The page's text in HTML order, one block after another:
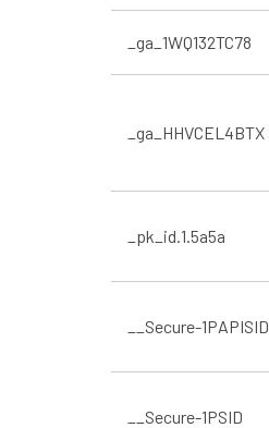
_ga_1WQ132TC78
_ga_HHVCEL4BTX
_pk_id.1.5a5a
__Secure-1PAPISID
__Secure-1PSID